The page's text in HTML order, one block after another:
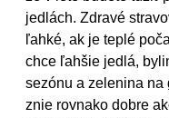
jedlách. Zdravé
ľahké, ak je teplé
chce ľahšie jedlá,
sezónu a zelenina na
znie rovnako dobre